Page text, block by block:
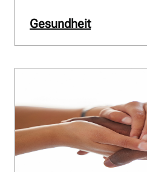
Gesundheit